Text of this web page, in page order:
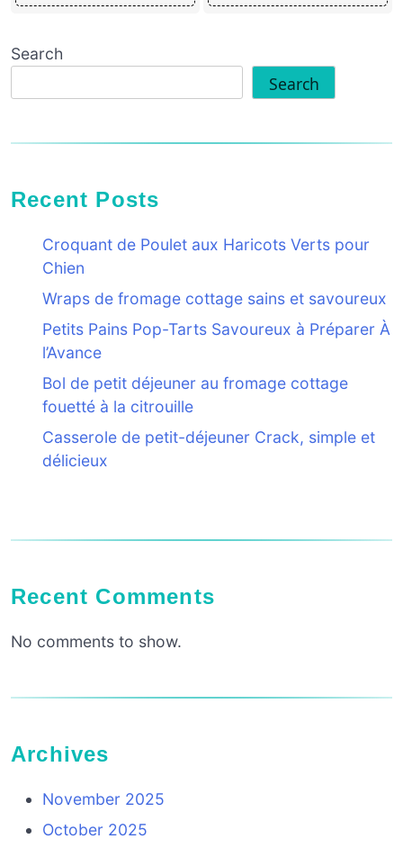
Search
Search
Recent Posts
Croquant de Poulet aux Haricots Verts pour
Chien
Wraps de fromage cottage sains et savoureux
Petits Pains Pop-Tarts Savoureux à Préparer À
l’Avance
Bol de petit déjeuner au fromage cottage
fouetté à la citrouille
Casserole de petit-déjeuner Crack, simple et
délicieux
Recent Comments
No comments to show.
Archives
November 2025
October 2025